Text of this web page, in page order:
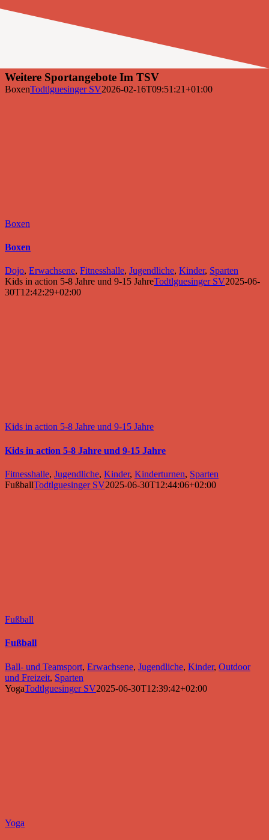
Weitere Sportangebote Im TSV
BoxenTodtlguesinger SV2026-02-16T09:51:21+01:00
Boxen
Boxen
Dojo, Erwachsene, Fitnesshalle, Jugendliche, Kinder, Sparten
Kids in action 5-8 Jahre und 9-15 JahreTodtlguesinger SV2025-06-
30T12:42:29+02:00
Kids in action 5-8 Jahre und 9-15 Jahre
Kids in action 5-8 Jahre und 9-15 Jahre
Fitnesshalle, Jugendliche, Kinder, Kinderturnen, Sparten
FußballTodtlguesinger SV2025-06-30T12:44:06+02:00
Fußball
Fußball
Ball- und Teamsport, Erwachsene, Jugendliche, Kinder, Outdoor
und Freizeit, Sparten
YogaTodtlguesinger SV2025-06-30T12:39:42+02:00
Yoga